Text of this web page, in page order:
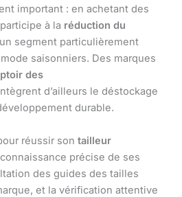
important : en achetant des
à la réduction du
segment particulièrement
saisonniers. Des marques
des
d’ailleurs le déstockage
durable.
réussir son tailleur
précise de ses
des guides des tailles
et la vérification attentive